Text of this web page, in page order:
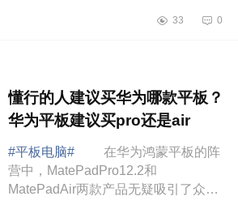
编为大家介绍下华为MatePadAir和
33 0
懂行的人建议买华为哪款平板？
华为平板建议买pro还是air
#平板电脑#
在华为鸿蒙平板的阵
营中，MatePadPro12.2和
MatePadAir两款产品无疑吸引了众多